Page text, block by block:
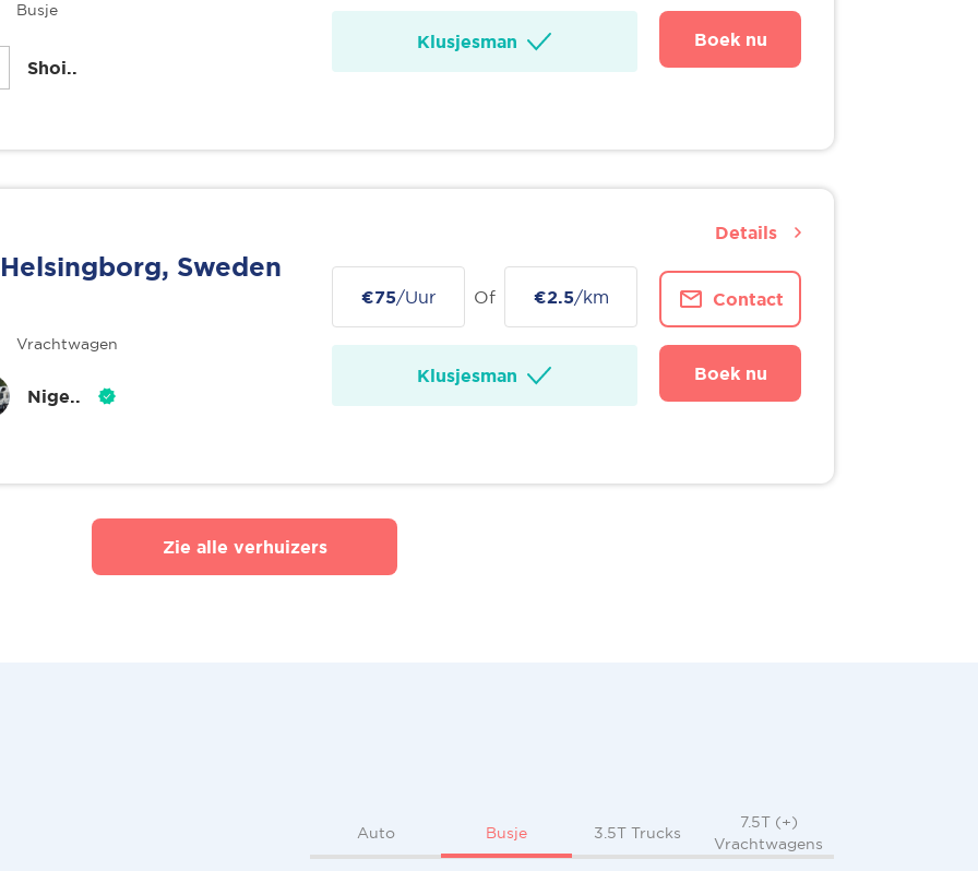
Busje
Shoi..
Klusjesman Boek nu
Helsingborg, Sweden
Vrachtwagen
Nige..
€75/Uur Of €2.5/km
Klusjesman
Contact
Boek nu
Details
Zie alle verhuizers
Auto Busje 3.5T Trucks
7.5T (+)
Vrachtwagens